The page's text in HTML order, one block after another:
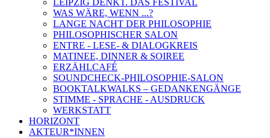
WAS WÄRE, WENN ...?
LANGE NACHT DER PHILOSOPHIE
PHILOSOPHISCHER SALON
ENTRE - LESE- & DIALOGKREIS
MATINEE, DINNER & SOIREE
ERZÄHLCAFÉ
SOUNDCHECK-PHILOSOPHIE-SALON
BOOKTALKWALKS – GEDANKENGÄNGE
STIMME - SPRACHE - AUSDRUCK
WERKSTATT
HORIZONT
AKTEUR*INNEN